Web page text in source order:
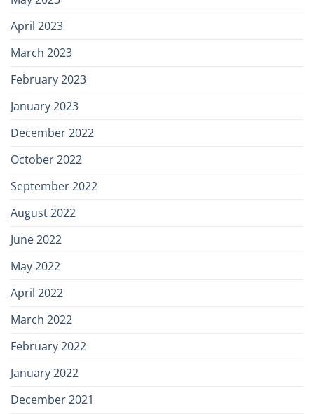
April 2023
March 2023
February 2023
January 2023
December 2022
October 2022
September 2022
August 2022
June 2022
May 2022
April 2022
March 2022
February 2022
January 2022
December 2021